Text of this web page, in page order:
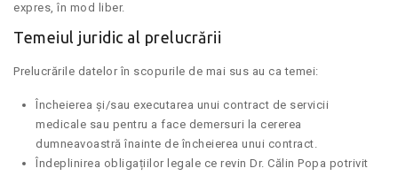
expres, în mod liber.
Temeiul juridic al prelucrării
Prelucrările datelor în scopurile de mai sus au ca temei:
Încheierea și/sau executarea unui contract de servicii
medicale sau pentru a face demersuri la cererea
dumneavoastră înainte de încheierea unui contract.
Îndeplinirea obligațiilor legale ce revin Dr. Călin Popa potrivit